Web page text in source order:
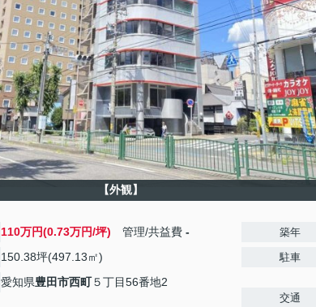
【外観】
110万円(0.73万円/坪) 管理/共益費 -
150.38坪(497.13㎡)
愛知県豊田市西町５丁目56番地2
築年
駐車
交通